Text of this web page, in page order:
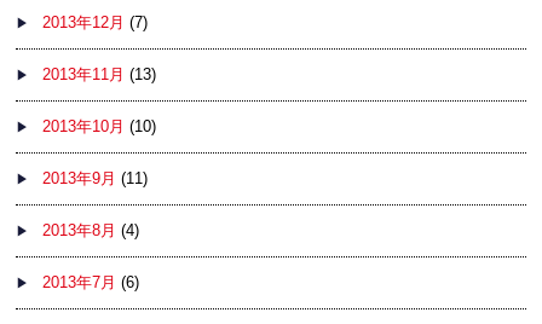
2013年12月 (7)
2013年11月 (13)
2013年10月 (10)
2013年9月 (11)
2013年8月 (4)
2013年7月 (6)